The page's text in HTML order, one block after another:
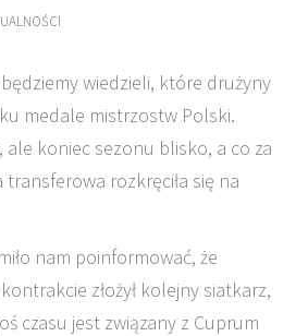
wiedzieli, które drużyny
medale mistrzostw Polski.
ale koniec sezonu blisko, a co za
rozkręciła się na
nam poinformować, że
złożył kolejny siatkarz,
czasu jest związany z Cuprum